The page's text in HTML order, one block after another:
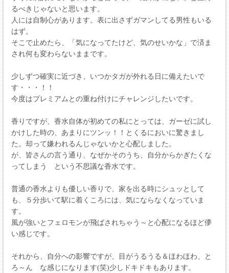
るべきじゃないと思います。
人には自制心があります。表に出さずガマンしてる男性もいる
はず。
そこで止めたら、「気になってたけど、気のせいかな」で済ま
され何も変わらないままです。
少しずつ確実に近づき、いつかタガが外れる日に備えたいで
す・・・！！
今度はプレミアムとの重ね付けにチャレンジしたいです。
香りですが、香水自体が初めての私にとっては、ガーゼに試し
かけした時の、あまりにツンッ！！とくるにおいに驚きまし
た。却って嫌われるんじゃないかと心配しました。
が、皆さんの言う通り、なぜかそのうち、自分からかぎたくな
ってしまう という不思議な香水です。
普通の香水よりも優しい香りで、家を出る時にシュッとして
も、５分歩いて駅に着くころには、気にならなくなっていま
す。
風が強いとフェロモンが飛ばされちゃう～と心配になるほど儚
い感じです。
それから、自分への影響ですが、目がうるうる＆ほわほわ、と
ろ～ん な感じになります(笑)少しドキドキもあります。